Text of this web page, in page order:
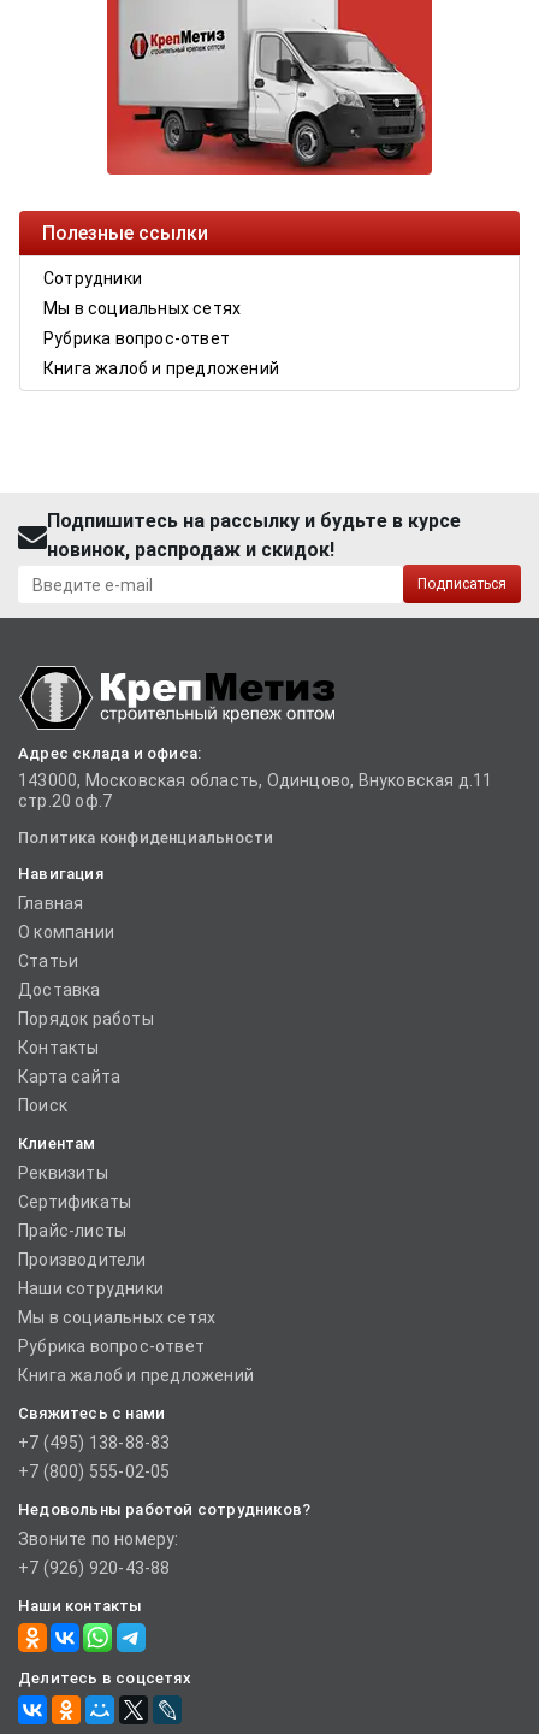
Полезные ссылки
Сотрудники
Мы в социальных сетях
Рубрика вопрос-ответ
Книга жалоб и предложений
Подпишитесь на рассылку и будьте в курсе
новинок, распродаж и скидок!
Подписаться
Адрес склада и офиса:
143000, Московская область, Одинцово, Внуковская д.11
стр.20 оф.7
Политика конфиденциальности
Навигация
Главная
О компании
Статьи
Доставка
Порядок работы
Контакты
Карта сайта
Поиск
Клиентам
Реквизиты
Сертификаты
Прайс-листы
Производители
Наши сотрудники
Мы в социальных сетях
Рубрика вопрос-ответ
Книга жалоб и предложений
Свяжитесь с нами
+7 (495) 138-88-83
+7 (800) 555-02-05
Недовольны работой сотрудников?
Звоните по номеру:
+7 (926) 920-43-88
Наши контакты
Делитесь в соцсетях